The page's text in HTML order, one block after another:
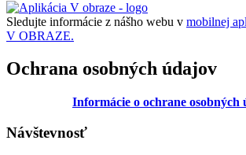
Sledujte informácie z nášho webu v mobilnej
V OBRAZE.
Ochrana osobných údajov
Informácie o ochrane osobných
Návštevnosť